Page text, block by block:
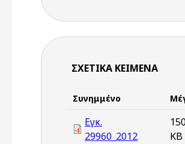
ΣΧΕΤΙΚΆ ΚΕΊΜΕΝΑ
Συνημμένο
Εγκ.
29960_2012
KB